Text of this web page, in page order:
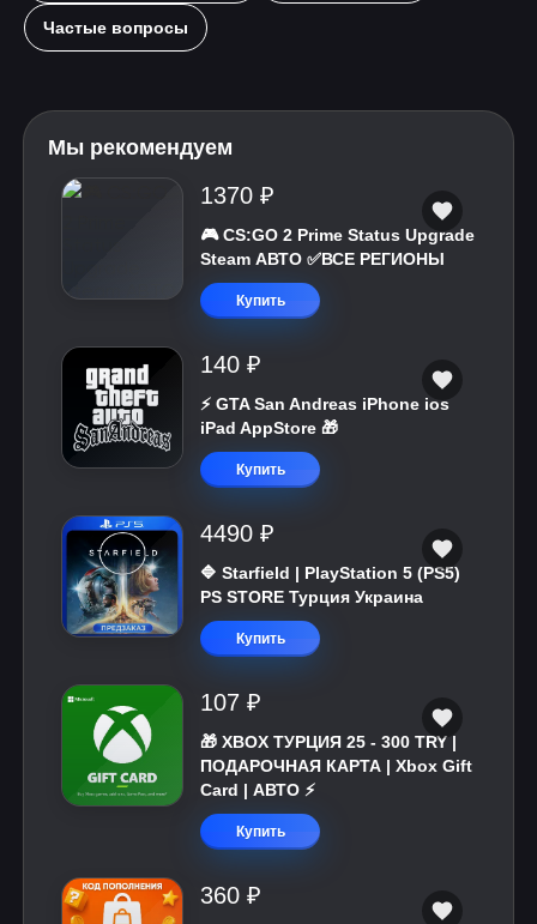
Частые вопросы
Мы рекомендуем
1370 ₽
🎮 CS:GO 2 Prime Status Upgrade
Steam АВТО ✅ВСЕ РЕГИОНЫ
Купить
140 ₽
⚡️ GTA San Andreas iPhone ios
iPad AppStore 🎁
Купить
4490 ₽
🔷 Starfield | PlayStation 5 (PS5)
PS STORE Турция Украина
Купить
107 ₽
🎁 XBOX ТУРЦИЯ 25 - 300 TRY |
ПОДАРОЧНАЯ КАРТА | Xbox Gift
Card | АВТО ⚡
Купить
360 ₽